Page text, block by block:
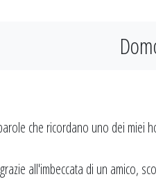
che ricordano uno dei miei
all'imbeccata di un amico,